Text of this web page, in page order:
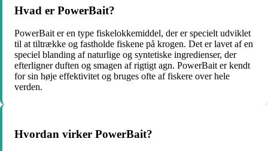
Hvad er PowerBait?
PowerBait er en type fiskelokkemiddel, der er specielt udviklet
til at tiltrække og fastholde fiskene på krogen. Det er lavet af en
speciel blanding af naturlige og syntetiske ingredienser, der
efterligner duften og smagen af ​​rigtigt agn. PowerBait er kendt
for sin høje effektivitet og bruges ofte af fiskere over hele
verden.
Hvordan virker PowerBait?